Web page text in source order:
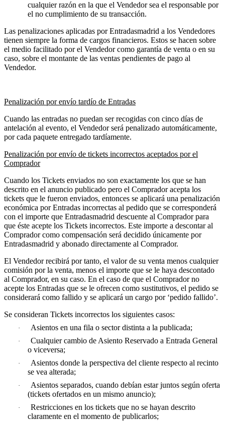
cualquier razón en la que el Vendedor sea el responsable por
el no cumplimiento de su transacción.
Las penalizaciones aplicadas por Entradasmadrid a los Vendedores
tienen siempre la forma de cargos financieros. Estos se hacen sobre
el medio facilitado por el Vendedor como garantía de venta o en su
caso, sobre el montante de las ventas pendientes de pago al
Vendedor.
Penalización por envío tardío de Entradas
Cuando las entradas no puedan ser recogidas con cinco días de
antelación al evento, el Vendedor será penalizado automáticamente,
por cada paquete entregado tardíamente.
Penalización por envío de tickets incorrectos aceptados por el
Comprador
Cuando los Tickets enviados no son exactamente los que se han
descrito en el anuncio publicado pero el Comprador acepta los
tickets que le fueron enviados, entonces se aplicará una penalización
económica por Entradas incorrectas al pedido que se corresponderá
con el importe que Entradasmadrid descuente al Comprador para
que éste acepte los Tickets incorrectos. Este importe a descontar al
Comprador como compensación será decidido únicamente por
Entradasmadrid y abonado directamente al Comprador.
El Vendedor recibirá por tanto, el valor de su venta menos cualquier
comisión por la venta, menos el importe que se le haya descontado
al Comprador, en su caso. En el caso de que el Comprador no
acepte los Entradas que se le ofrecen como sustitutivos, el pedido se
considerará como fallido y se aplicará un cargo por ‘pedido fallido’.
Se consideran Tickets incorrectos los siguientes casos:
· Asientos en una fila o sector distinta a la publicada;
·
Cualquier cambio de Asiento Reservado a Entrada General
o viceversa;
·
Asientos donde la perspectiva del cliente respecto al recinto
se vea alterada;
·
Asientos separados, cuando debían estar juntos según oferta
(tickets ofertados en un mismo anuncio);
·
Restricciones en los tickets que no se hayan descrito
claramente en el momento de publicarlos;